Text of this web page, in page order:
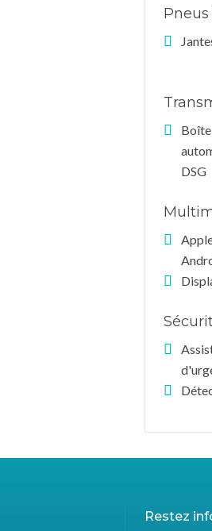
DSG
Restez